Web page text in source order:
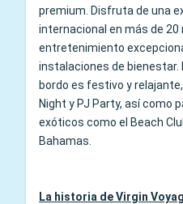
premium. Disfruta de una
internacional en más de
entretenimiento
instalaciones de bienestar.
bordo es festivo y
Night y PJ Party, así como
exóticos como el Beach
Bahamas.
La historia de Virgin